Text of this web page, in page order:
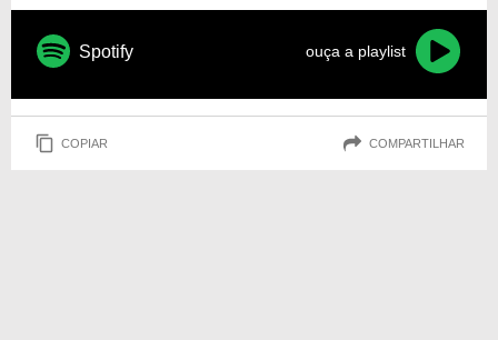
Spotify ouça a playlist
COPIAR COMPARTILHAR